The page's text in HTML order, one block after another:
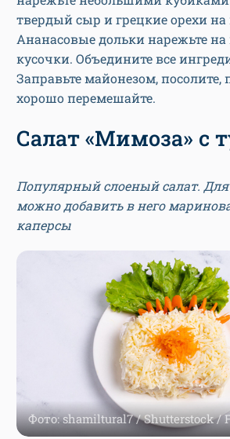
твердый сыр и грецкие орехи на
Ананасовые дольки нарежьте
кусочки. Объедините все
Заправьте майонезом, посолите,
хорошо перемешайте.
Салат «Мимоза» с
Популярный слоеный салат.
можно добавить в него
каперсы
Фото: shamiltural7 / Shutterstock /